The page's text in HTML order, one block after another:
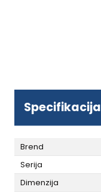
Specifikacija
Brend
Serija
Dimenzija